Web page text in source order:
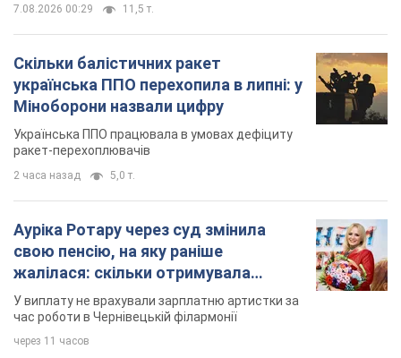
7.08.2026 00:29 11,5 т.
Скільки балістичних ракет
українська ППО перехопила в липні: у
Міноборони назвали цифру
Українська ППО працювала в умовах дефіциту
ракет-перехоплювачів
2 часа назад 5,0 т.
Ауріка Ротару через суд змінила
свою пенсію, на яку раніше
жалілася: скільки отримувала
співачка
У виплату не врахували зарплатню артистки за
час роботи в Чернівецькій філармонії
через 11 часов